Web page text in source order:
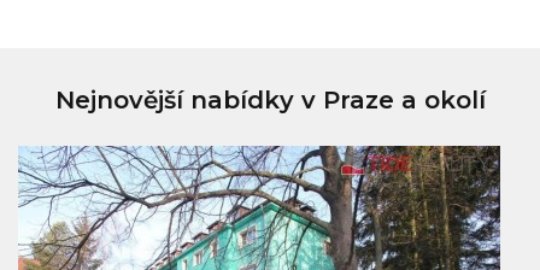
Nejnovější nabídky v Praze a okolí